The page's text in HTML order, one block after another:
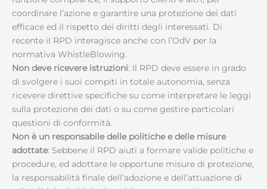
coordinare l’azione e garantire una protezione dei dati
efficace ed il rispetto dei diritti degli interessati. Di
recente il RPD interagisce anche con l’OdV per la
normativa WhistleBlowing.
Non deve ricevere istruzioni: Il RPD deve essere in grado
di svolgere i suoi compiti in totale autonomia, senza
ricevere direttive specifiche su come interpretare le leggi
sulla protezione dei dati o su come gestire particolari
questioni di conformità.
Non è un responsabile delle politiche e delle misure
adottate: Sebbene il RPD aiuti a formare valide politiche e
procedure, ed adottare le opportune misure di protezione,
la responsabilità finale dell’adozione e dell’attuazione di